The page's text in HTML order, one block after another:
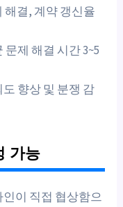
해결, 계약 갱신율
제 해결 시간 3~5
향상 및 분쟁 감
가능
이 직접 협상함으